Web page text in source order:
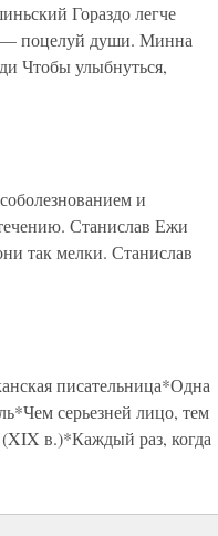
Гораздо легче
— поцелуй души. Минна
Чтобы улыбнуться,
и
Станислав Ежи
так мелки. Станислав
писательница*Одна
серьезней лицо, тем
в.)*Каждый раз, когда